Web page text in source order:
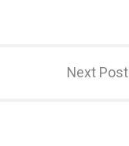
Next Post